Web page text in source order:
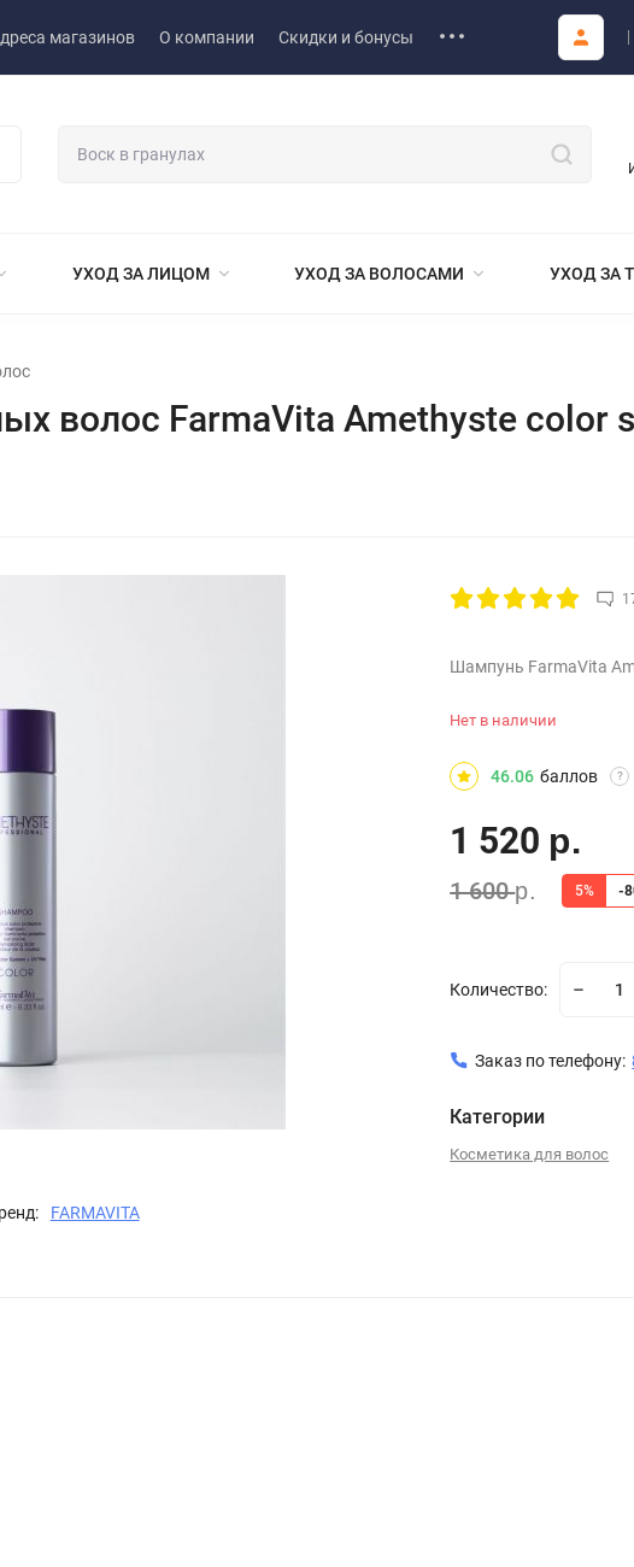
магазинов О компании Скидки и бонусы
УХОД ЗА ЛИЦОМ УХОД ЗА ВОЛОСАМИ УХОД ЗА
волос FarmaVita Amethyste color
FARMAVITA
Шампунь FarmaVita
Нет в наличии
46.06 баллов ?
1 520 р.
1 600р. 5% -
Количество:
Заказ по телефону:
Категории
Косметика для волос